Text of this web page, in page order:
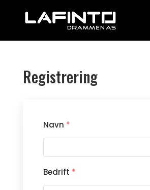
Registrering
Navn *
Bedrift *